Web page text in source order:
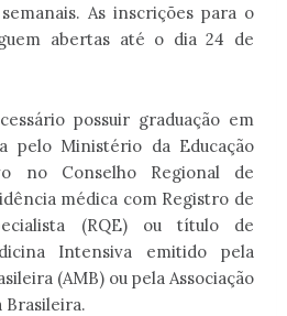
As inscrições para o
abertas até o dia 24 de
possuir graduação em
pelo Ministério da Educação
no Conselho Regional de
médica com Registro de
(RQE) ou título de
Intensiva emitido pela
(AMB) ou pela Associação
Brasileira.